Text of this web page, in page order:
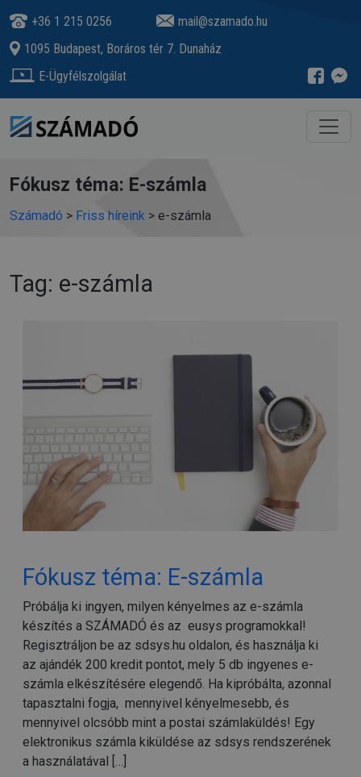
+36 1 215 0256
mail@szamado.hu
1095 Budapest, Boráros tér 7. Dunaház
E-Ügyfélszolgálat
Fókusz téma: E-számla
Számadó > Friss híreink > e-számla
Tag: e-számla
Fókusz téma: E-számla
Próbálja ki ingyen, milyen kényelmes az e-számla
készítés a SZÁMADÓ és az eusys programokkal!
Regisztráljon be az sdsys.hu oldalon, és használja ki
az ajándék 200 kredit pontot, mely 5 db ingyenes e-
számla elkészítésére elegendő. Ha kipróbálta, azonnal
tapasztalni fogja, mennyivel kényelmesebb, és
mennyivel olcsóbb mint a postai számlaküldés! Egy
elektronikus számla kiküldése az sdsys rendszerének
a használatával […]